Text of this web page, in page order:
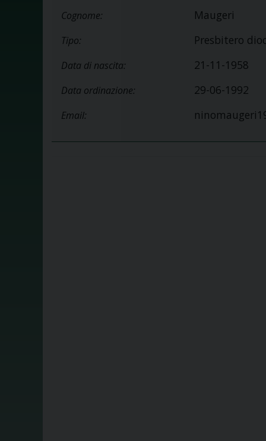
Cognome: Maugeri
Tipo: Presbitero
Data di nascita: 21-11-1958
Data ordinazione: 29-06-1992
Email: